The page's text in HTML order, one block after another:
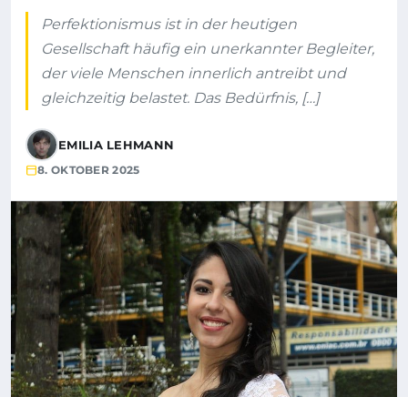
Perfektionismus ist in der heutigen
Gesellschaft häufig ein unerkannter Begleiter,
der viele Menschen innerlich antreibt und
gleichzeitig belastet. Das Bedürfnis, […]
EMILIA LEHMANN
8. OKTOBER 2025